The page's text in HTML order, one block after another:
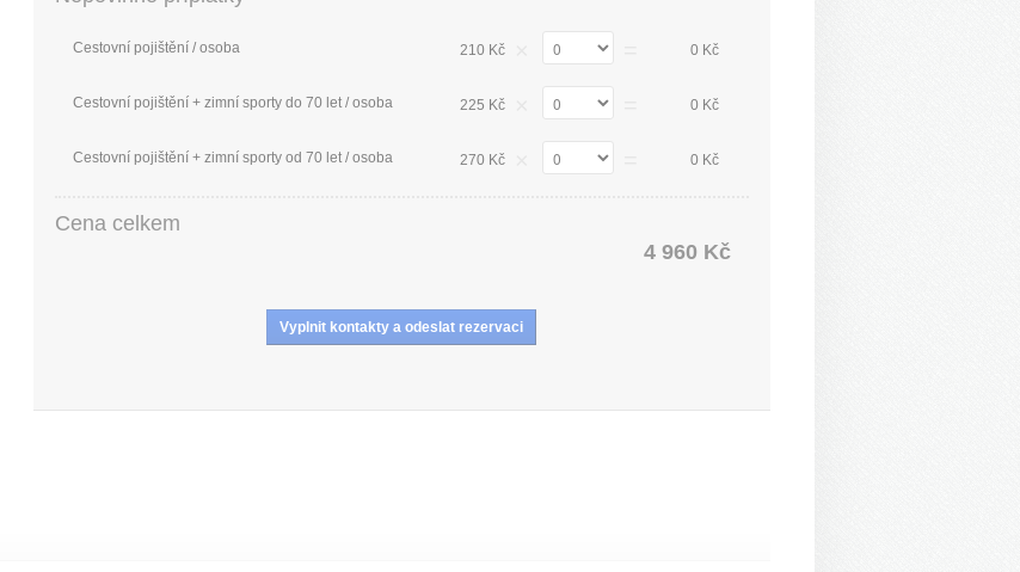
Cestovní pojištění / osoba 210 Kč 0 Kč
Cestovní pojištění + zimní sporty do 70 let / osoba 225 Kč 0 Kč
Cestovní pojištění + zimní sporty od 70 let / osoba 270 Kč 0 Kč
Cena celkem
4 960 Kč